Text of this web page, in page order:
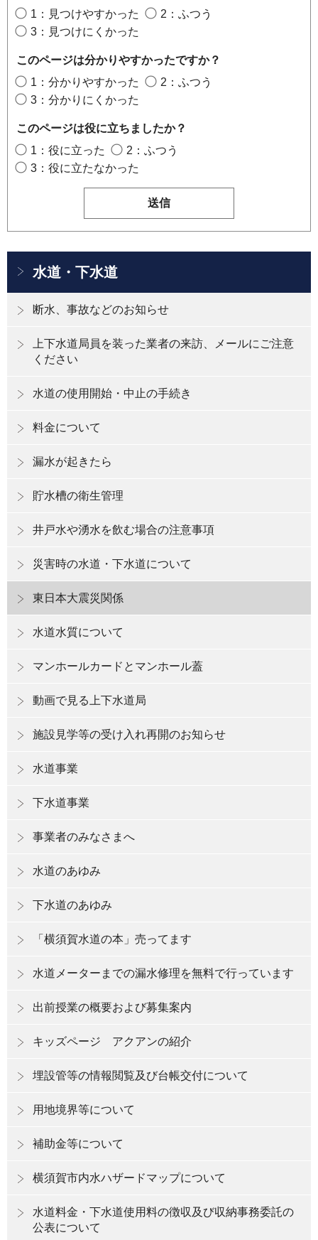
1：見つけやすかった
2：ふつう
3：見つけにくかった
このページは分かりやすかったですか？
1：分かりやすかった
2：ふつう
3：分かりにくかった
このページは役に立ちましたか？
1：役に立った
2：ふつう
3：役に立たなかった
水道・下水道
断水、事故などのお知らせ
上下水道局員を装った業者の来訪、メールにご注意
ください
水道の使用開始・中止の手続き
料金について
漏水が起きたら
貯水槽の衛生管理
井戸水や湧水を飲む場合の注意事項
災害時の水道・下水道について
東日本大震災関係
水道水質について
マンホールカードとマンホール蓋
動画で見る上下水道局
施設見学等の受け入れ再開のお知らせ
水道事業
下水道事業
事業者のみなさまへ
水道のあゆみ
下水道のあゆみ
「横須賀水道の本」売ってます
水道メーターまでの漏水修理を無料で行っています
出前授業の概要および募集案内
キッズページ アクアンの紹介
埋設管等の情報閲覧及び台帳交付について
用地境界等について
補助金等について
横須賀市内水ハザードマップについて
水道料金・下水道使用料の徴収及び収納事務委託の
公表について